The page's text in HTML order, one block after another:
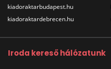
kiadoraktarbudapest.hu
kiadoraktardebrecen.hu
Iroda kereső hálózatunk